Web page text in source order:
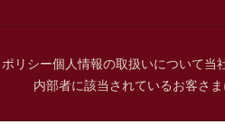
リシー個人情報の取扱いについて当
内部者に該当されているお客さ